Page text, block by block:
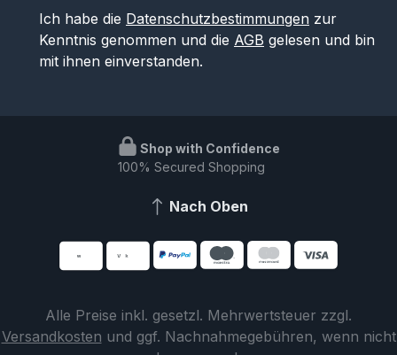
Ich habe die Datenschutzbestimmungen zur
Kenntnis genommen und die AGB gelesen und bin
mit ihnen einverstanden.
Shop with Confidence
100% Secured Shopping
Nach Oben
Alle Preise inkl. gesetzl. Mehrwertsteuer zzgl.
Versandkosten und ggf. Nachnahmegebühren, wenn nicht